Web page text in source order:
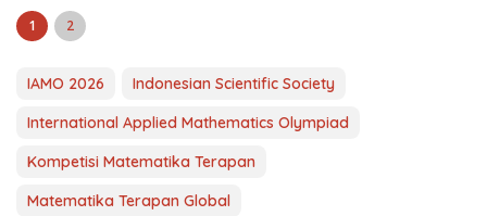
1 2
IAMO 2026
Indonesian Scientific Society
International Applied Mathematics Olympiad
Kompetisi Matematika Terapan
Matematika Terapan Global